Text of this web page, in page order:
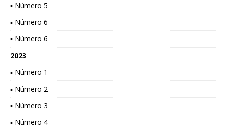
▪ Número 5
▪ Número 6
▪ Número 6
2023
▪ Número 1
▪ Número 2
▪ Número 3
▪ Número 4